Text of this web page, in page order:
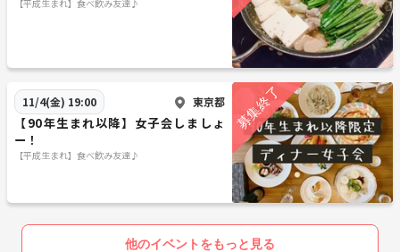
【平成生まれ】食べ飲み友達♪
11/4(金) 19:00 東京都
【90年生まれ以降】女子会しましょ
ー！
【平成生まれ】食べ飲み友達♪
他のイベントをもっと見る